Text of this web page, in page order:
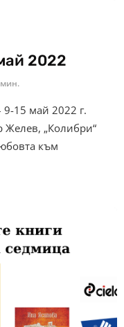
2022
9-15 май 2022 г.
Желев, „Колибри“
към